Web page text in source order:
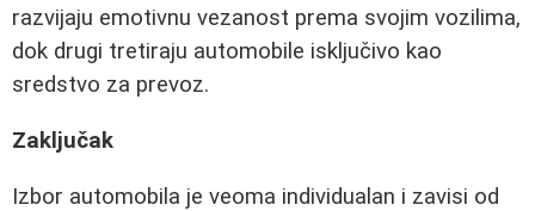
razvijaju emotivnu vezanost prema svojim vozilima,
dok drugi tretiraju automobile isključivo kao
sredstvo za prevoz.
Zaključak
Izbor automobila je veoma individualan i zavisi od